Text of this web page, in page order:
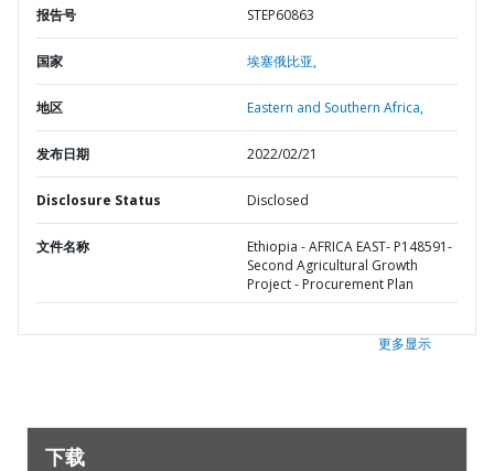
报告号 STEP60863
国家 埃塞俄比亚,
地区 Eastern and Southern Africa,
发布日期 2022/02/21
Disclosure Status Disclosed
文件名称
Ethiopia - AFRICA EAST- P148591-
Second Agricultural Growth
Project - Procurement Plan
更多显示
下载